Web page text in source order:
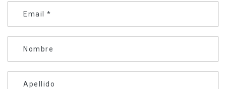
Email *
Nombre
Apellido